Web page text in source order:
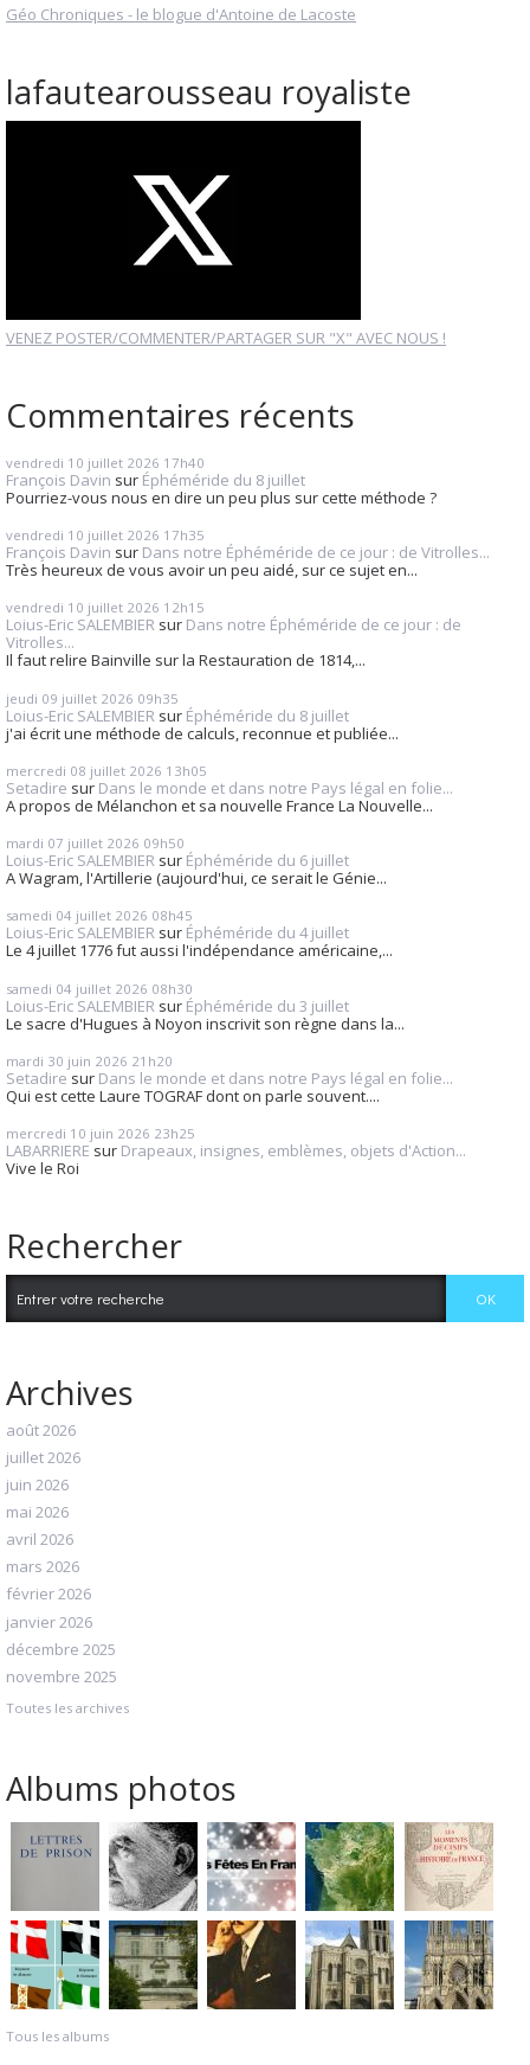
Géo Chroniques - le blogue d'Antoine de Lacoste
lafautearousseau royaliste
VENEZ POSTER/COMMENTER/PARTAGER SUR "X" AVEC NOUS !
Commentaires récents
vendredi 10 juillet 2026 17h40
François Davin sur Éphéméride du 8 juillet
Pourriez-vous nous en dire un peu plus sur cette méthode ?
vendredi 10 juillet 2026 17h35
François Davin sur Dans notre Éphéméride de ce jour : de Vitrolles...
Très heureux de vous avoir un peu aidé, sur ce sujet en...
vendredi 10 juillet 2026 12h15
Loius-Eric SALEMBIER sur Dans notre Éphéméride de ce jour : de
Vitrolles...
Il faut relire Bainville sur la Restauration de 1814,...
jeudi 09 juillet 2026 09h35
Loius-Eric SALEMBIER sur Éphéméride du 8 juillet
j'ai écrit une méthode de calculs, reconnue et publiée...
mercredi 08 juillet 2026 13h05
Setadire sur Dans le monde et dans notre Pays légal en folie...
A propos de Mélanchon et sa nouvelle France La Nouvelle...
mardi 07 juillet 2026 09h50
Loius-Eric SALEMBIER sur Éphéméride du 6 juillet
A Wagram, l'Artillerie (aujourd'hui, ce serait le Génie...
samedi 04 juillet 2026 08h45
Loius-Eric SALEMBIER sur Éphéméride du 4 juillet
Le 4 juillet 1776 fut aussi l'indépendance américaine,...
samedi 04 juillet 2026 08h30
Loius-Eric SALEMBIER sur Éphéméride du 3 juillet
Le sacre d'Hugues à Noyon inscrivit son règne dans la...
mardi 30 juin 2026 21h20
Setadire sur Dans le monde et dans notre Pays légal en folie...
Qui est cette Laure TOGRAF dont on parle souvent....
mercredi 10 juin 2026 23h25
LABARRIERE sur Drapeaux, insignes, emblèmes, objets d'Action...
Vive le Roi
Rechercher
Archives
août 2026
juillet 2026
juin 2026
mai 2026
avril 2026
mars 2026
février 2026
janvier 2026
décembre 2025
novembre 2025
Toutes les archives
Albums photos
Tous les albums